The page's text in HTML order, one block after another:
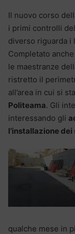
Il nuovo corso
i primi controlli
diverso riguarda i
Completato
le maestranze
ristretto il
all’area in cui si
Politeama. Gli
interessando gli
l’installazione
qualche mese in